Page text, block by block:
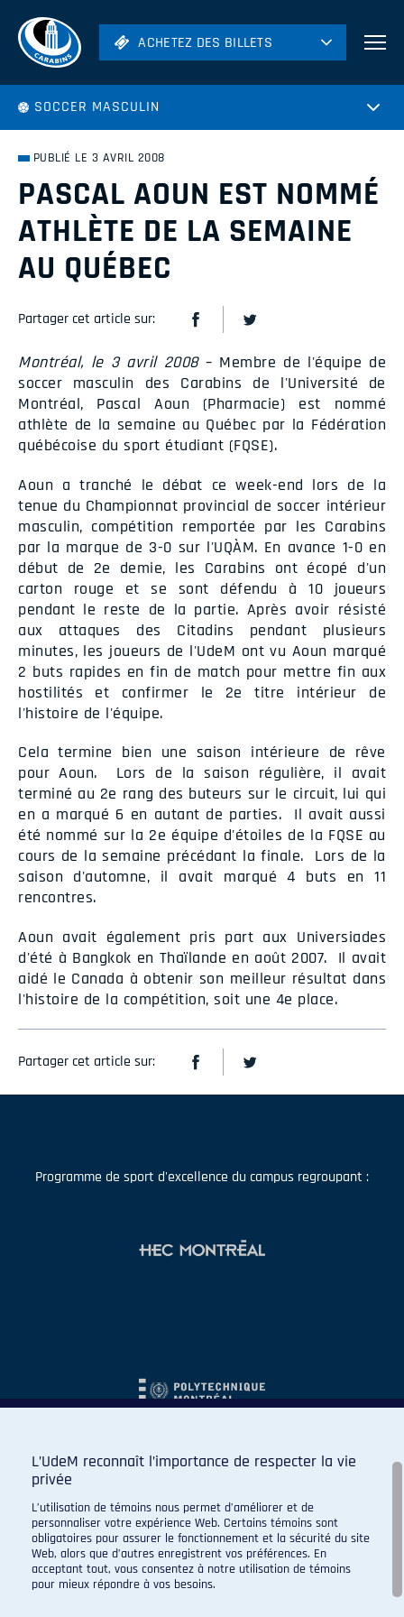
ACHETEZ DES BILLETS
Hockey
ACHETEZ DES BILLETS
SOCCER MASCULIN
PUBLIÉ LE 3 AVRIL 2008
PASCAL AOUN EST NOMMÉ
ATHLÈTE DE LA SEMAINE
AU QUÉBEC
Partager cet article sur:
Montréal, le 3 avril 2008– Membre de l'équipe de
soccer masculin des Carabins de l'Université de
Montréal, Pascal Aoun (Pharmacie) est nommé
athlète de la semaine au Québec par la Fédération
québécoise du sport étudiant (FQSE).
Aoun a tranché le débat ce week-end lors de la
tenue du Championnat provincial de soccer intérieur
masculin, compétition remportée par les Carabins
par la marque de 3-0 sur l'UQÀM. En avance 1-0 en
début de 2e demie, les Carabins ont écopé d'un
carton rouge et se sont défendu à 10 joueurs
pendant le reste de la partie. Après avoir résisté
aux attaques des Citadins pendant plusieurs
minutes, les joueurs de l'UdeM ont vu Aoun marqué
2 buts rapides en fin de match pour mettre fin aux
hostilités et confirmer le 2e titre intérieur de
l'histoire de l'équipe.
Cela termine bien une saison intérieure de rêve
pour Aoun. Lors de la saison régulière, il avait
terminé au 2e rang des buteurs sur le circuit, lui qui
en a marqué 6 en autant de parties. Il avait aussi
été nommé sur la 2e équipe d'étoiles de la FQSE au
cours de la semaine précédant la finale. Lors de la
saison d'automne, il avait marqué 4 buts en 11
rencontres.
Aoun avait également pris part aux Universiades
d'été à Bangkok en Thaïlande en août 2007. Il avait
aidé le Canada à obtenir son meilleur résultat dans
l'histoire de la compétition, soit une 4e place.
Partager cet article sur:
Programme de sport d'excellence du campus regroupant :
L’UdeM reconnaît l’importance de respecter la vie
privée
L’utilisation de témoins nous permet d’améliorer et de
personnaliser votre expérience Web. Certains témoins sont
obligatoires pour assurer le fonctionnement et la sécurité du site
Web, alors que d’autres enregistrent vos préférences. En
acceptant tout, vous consentez à notre utilisation de témoins
pour mieux répondre à vos besoins.